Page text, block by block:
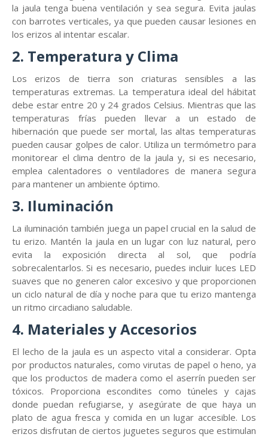
la jaula tenga buena ventilación y sea segura. Evita jaulas
con barrotes verticales, ya que pueden causar lesiones en
los erizos al intentar escalar.
2. Temperatura y Clima
Los erizos de tierra son criaturas sensibles a las
temperaturas extremas. La temperatura ideal del hábitat
debe estar entre 20 y 24 grados Celsius. Mientras que las
temperaturas frías pueden llevar a un estado de
hibernación que puede ser mortal, las altas temperaturas
pueden causar golpes de calor. Utiliza un termómetro para
monitorear el clima dentro de la jaula y, si es necesario,
emplea calentadores o ventiladores de manera segura
para mantener un ambiente óptimo.
3. Iluminación
La iluminación también juega un papel crucial en la salud de
tu erizo. Mantén la jaula en un lugar con luz natural, pero
evita la exposición directa al sol, que podría
sobrecalentarlos. Si es necesario, puedes incluir luces LED
suaves que no generen calor excesivo y que proporcionen
un ciclo natural de día y noche para que tu erizo mantenga
un ritmo circadiano saludable.
4. Materiales y Accesorios
El lecho de la jaula es un aspecto vital a considerar. Opta
por productos naturales, como virutas de papel o heno, ya
que los productos de madera como el aserrín pueden ser
tóxicos. Proporciona escondites como túneles y cajas
donde puedan refugiarse, y asegúrate de que haya un
plato de agua fresca y comida en un lugar accesible. Los
erizos disfrutan de ciertos juguetes seguros que estimulan